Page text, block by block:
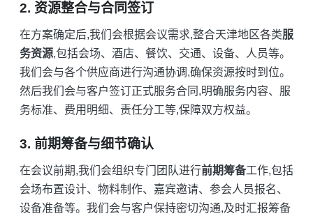
2. 资源整合与合同签订
在方案确定后,我们会根据会议需求,整合天津地区各类服
务资源,包括会场、酒店、餐饮、交通、设备、人员等。
我们会与各个供应商进行沟通协调,确保资源按时到位。
然后我们会与客户签订正式服务合同,明确服务内容、服
务标准、费用明细、责任分工等,保障双方权益。
3. 前期筹备与细节确认
在会议前期,我们会组织专门团队进行前期筹备工作,包括
会场布置设计、物料制作、嘉宾邀请、参会人员报名、
设备准备等。我们会与客户保持密切沟通,及时汇报筹备